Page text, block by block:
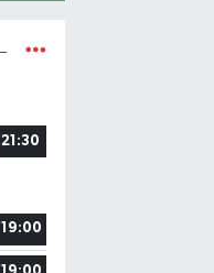
21:30
19:00